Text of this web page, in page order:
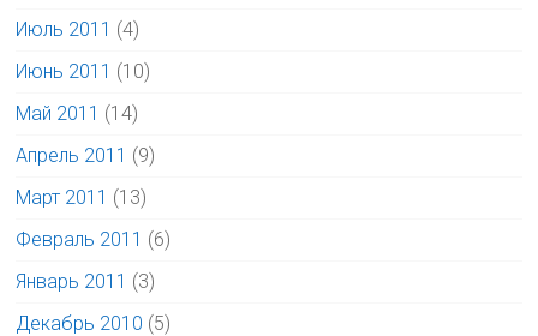
Июль 2011 (4)
Июнь 2011 (10)
Май 2011 (14)
Апрель 2011 (9)
Март 2011 (13)
Февраль 2011 (6)
Январь 2011 (3)
Декабрь 2010 (5)